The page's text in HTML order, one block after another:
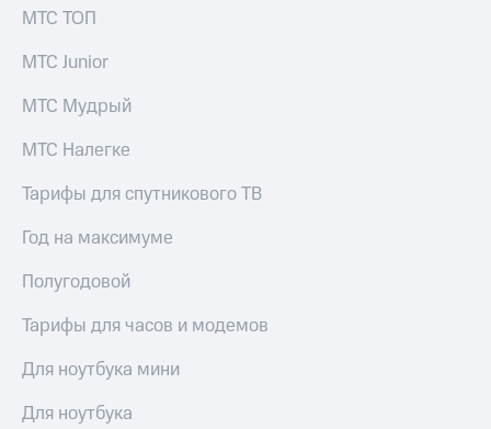
МТС ТОП
МТС Junior
МТС Мудрый
МТС Налегке
Тарифы для спутникового ТВ
Год на максимуме
Полугодовой
Тарифы для часов и модемов
Для ноутбука мини
Для ноутбука